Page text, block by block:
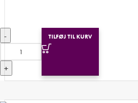
-
+
TILFØJ TIL KURV